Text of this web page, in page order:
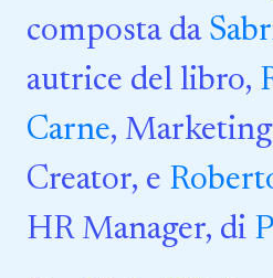
composta da
autrice del libro,
Carne,
Creator, e
HR Manager, di